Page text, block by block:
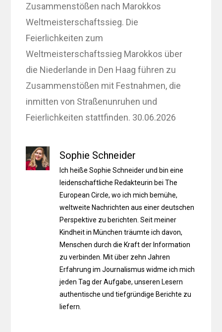
Zusammenstößen nach Marokkos
Weltmeisterschaftssieg. Die
Feierlichkeiten zum
Weltmeisterschaftssieg Marokkos über
die Niederlande in Den Haag führen zu
Zusammenstößen mit Festnahmen, die
inmitten von Straßenunruhen und
Feierlichkeiten stattfinden. 30.06.2026
Sophie Schneider
Ich heiße Sophie Schneider und bin eine
leidenschaftliche Redakteurin bei The
European Circle, wo ich mich bemühe,
weltweite Nachrichten aus einer deutschen
Perspektive zu berichten. Seit meiner
Kindheit in München träumte ich davon,
Menschen durch die Kraft der Information
zu verbinden. Mit über zehn Jahren
Erfahrung im Journalismus widme ich mich
jeden Tag der Aufgabe, unseren Lesern
authentische und tiefgründige Berichte zu
liefern.